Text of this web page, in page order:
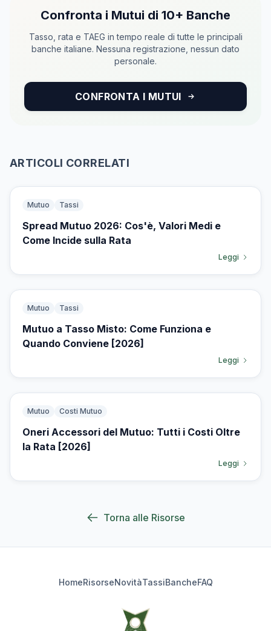
Confronta i Mutui di 10+ Banche
Tasso, rata e TAEG in tempo reale di tutte le principali
banche italiane. Nessuna registrazione, nessun dato
personale.
CONFRONTA I MUTUI
ARTICOLI CORRELATI
Mutuo Tassi
Spread Mutuo 2026: Cos'è, Valori Medi e
Come Incide sulla Rata
Leggi
Mutuo Tassi
Mutuo a Tasso Misto: Come Funziona e
Quando Conviene [2026]
Leggi
Mutuo Costi Mutuo
Oneri Accessori del Mutuo: Tutti i Costi Oltre
la Rata [2026]
Leggi
Torna alle Risorse
HomeRisorseNovitàTassiBancheFAQ